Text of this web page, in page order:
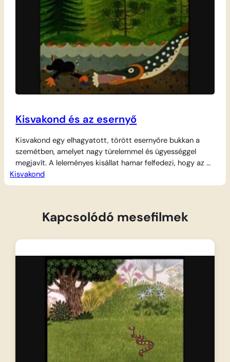
Kisvakond és az esernyő
Kisvakond egy elhagyatott, törött esernyőre bukkan a
szemétben, amelyet nagy türelemmel és ügyességgel
megjavít. A leleményes kisállat hamar felfedezi, hogy az új
szerzemény nem csak az eső ellen véd: a tó vizén
csónakként ringatózik benne a halak között, a magasból
Kisvakond
Kapcsolódó mesefilmek